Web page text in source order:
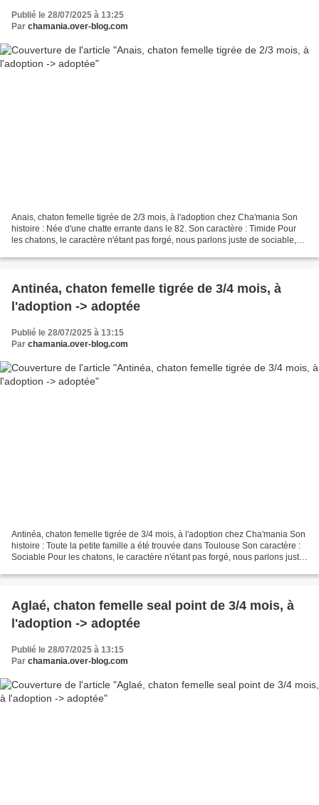
Publié le 28/07/2025 à 13:25
Par chamania.over-blog.com
Anais, chaton femelle tigrée de 2/3 mois, à l'adoption chez Cha'mania Son
histoire : Née d'une chatte errante dans le 82. Son caractère : Timide Pour
les chatons, le caractère n'étant pas forgé, nous parlons juste de sociable,
Antinéa, chaton femelle tigrée de 3/4 mois, à
l'adoption -> adoptée
Publié le 28/07/2025 à 13:15
Par chamania.over-blog.com
Antinéa, chaton femelle tigrée de 3/4 mois, à l'adoption chez Cha'mania Son
histoire : Toute la petite famille a été trouvée dans Toulouse Son caractère :
Sociable Pour les chatons, le caractère n'étant pas forgé, nous parlons juste
Aglaé, chaton femelle seal point de 3/4 mois, à
l'adoption -> adoptée
Publié le 28/07/2025 à 13:15
Par chamania.over-blog.com